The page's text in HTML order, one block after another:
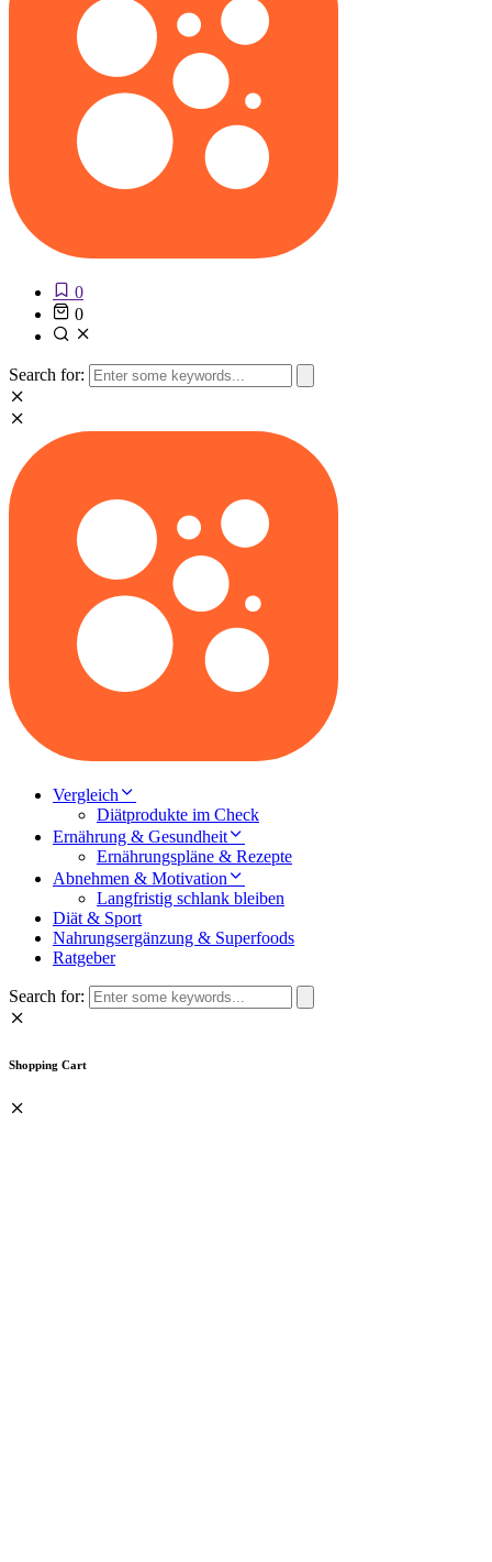
0
0
Search for:
Vergleich
Diätprodukte im Check
Ernährung & Gesundheit
Ernährungspläne & Rezepte
Abnehmen & Motivation
Langfristig schlank bleiben
Diät & Sport
Nahrungsergänzung & Superfoods
Ratgeber
Search for:
Shopping Cart